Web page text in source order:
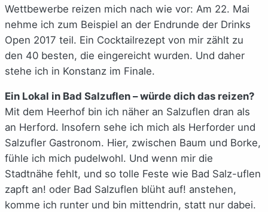
Wettbewerbe reizen mich nach wie vor: Am 22. Mai
nehme ich zum Beispiel an der Endrunde der Drinks
Open 2017 teil. Ein Cocktailrezept von mir zählt zu
den 40 besten, die eingereicht wurden. Und daher
stehe ich in Konstanz im Finale.
Ein Lokal in Bad Salzuflen – würde dich das reizen?
Mit dem Heerhof bin ich näher an Salzuflen dran als
an Herford. Insofern sehe ich mich als Herforder und
Salzufler Gastronom. Hier, zwischen Baum und Borke,
fühle ich mich pudelwohl. Und wenn mir die
Stadtnähe fehlt, und so tolle Feste wie Bad Salz-uflen
zapft an! oder Bad Salzuflen blüht auf! anstehen,
komme ich runter und bin mittendrin, statt nur dabei.